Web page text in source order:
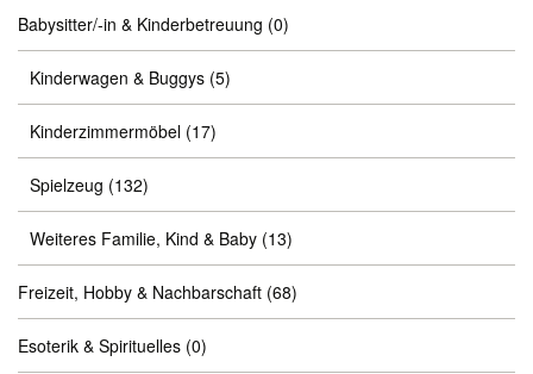
Babysitter/-in & Kinderbetreuung (0)
Kinderwagen & Buggys (5)
Kinderzimmermöbel (17)
Spielzeug (132)
Weiteres Familie, Kind & Baby (13)
Freizeit, Hobby & Nachbarschaft (68)
Esoterik & Spirituelles (0)